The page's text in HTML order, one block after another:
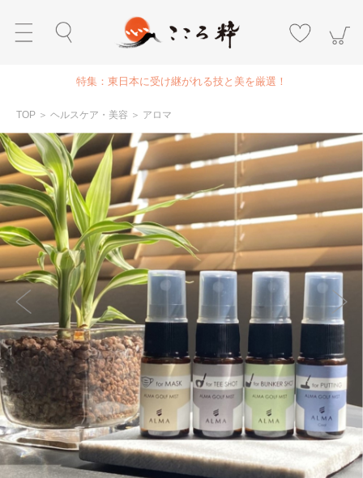
特集：東日本に受け継がれる技と美を厳選！
TOP ＞ ヘルスケア・美容 ＞ アロマ